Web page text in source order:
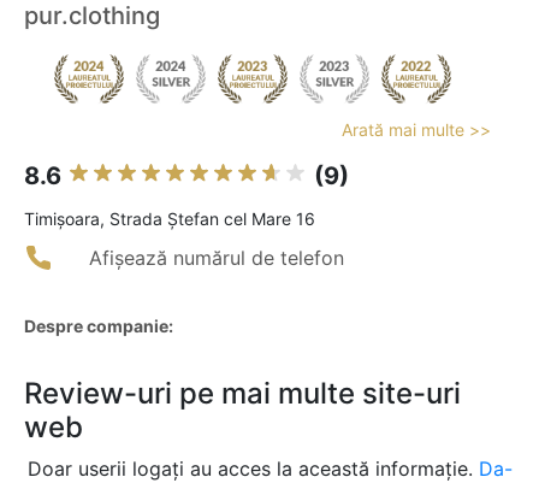
pur.clothing
Arată mai multe >>
8.6 (9)
Timişoara, Strada Ștefan cel Mare 16
Afișează numărul de telefon
Despre companie:
Review-uri pe mai multe site-uri
web
Doar userii logați au acces la această informație. Da-